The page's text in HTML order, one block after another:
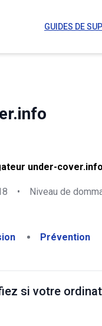
GUIDES DE
under-cover.info
• Niveau de
Prévention
si votre